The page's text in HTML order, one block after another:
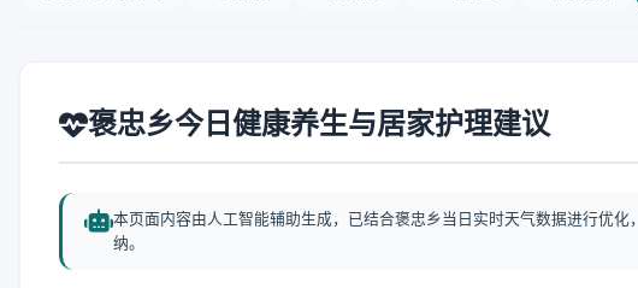
褒忠乡今日健康养生与居家护理建议
本页面内容由人工智能辅助生成，已结合褒忠乡当日实时天气数据进行优
纳。